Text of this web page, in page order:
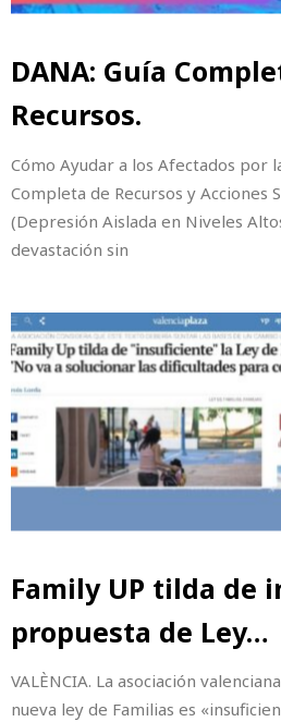
DANA: Guía
Recursos.
Cómo Ayudar a los Afectados por
Completa de Recursos y Acciones
(Depresión Aislada en Niveles
devastación sin
Family UP tilda de
propuesta de Ley…
VALÈNCIA. La asociación
nueva ley de Familias es